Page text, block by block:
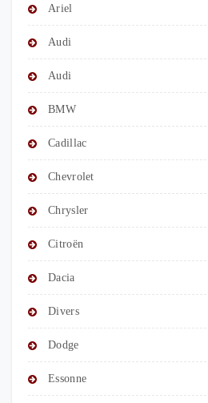
Ariel
Audi
Audi
BMW
Cadillac
Chevrolet
Chrysler
Citroën
Dacia
Divers
Dodge
Essonne